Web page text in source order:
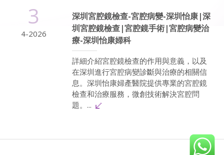
3
4-2026
深圳宮腔鏡檢查-宮腔病變-深圳怡康|深
圳宮腔鏡檢查|宮腔鏡手術|宮腔病變治
療-深圳怡康婦科
詳細介紹宮腔鏡檢查的作用與意義，以及
在深圳進行宮腔病變診斷與治療的相關信
息。深圳怡康婦產醫院提供專業的宮腔鏡
檢查和治療服務，微創技術解決宮腔問
題。...